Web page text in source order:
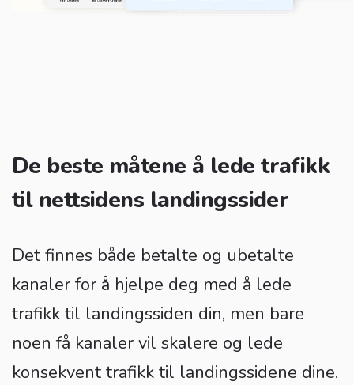
De beste måtene å lede trafikk
til nettsidens landingssider
Det finnes både betalte og ubetalte
kanaler for å hjelpe deg med å lede
trafikk til landingssiden din, men bare
noen få kanaler vil skalere og lede
konsekvent trafikk til landingssidene dine.